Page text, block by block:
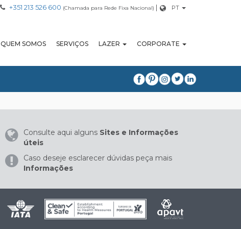
+351 213 526 600 (Chamada para Rede Fixa Nacional) | PT
QUEM SOMOS SERVIÇOS LAZER CORPORATE
Consulte aqui alguns Sites e Informações
úteis
Caso deseje esclarecer dúvidas peça mais
Informações